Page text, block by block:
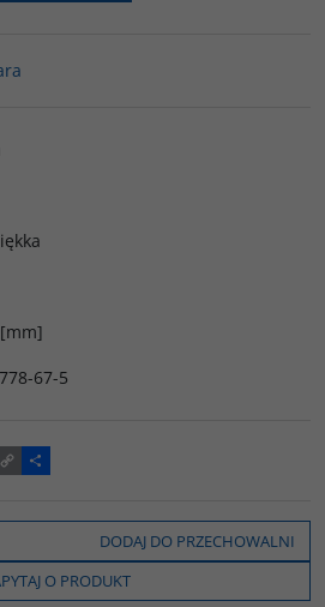
67-5
C
o
y
i
n
k
P
o
z
e
l
s
DODAJ DO PRZECHOWALNI
O PRODUKT